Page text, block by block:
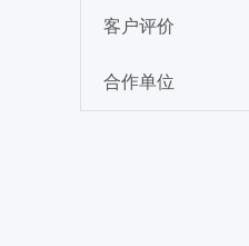
客户评价
合作单位